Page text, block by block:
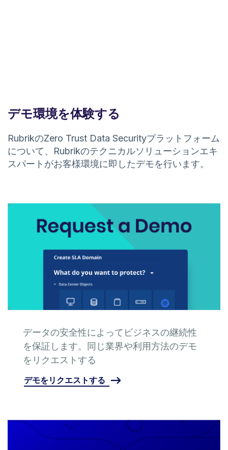
デモ環境を体験する
RubrikのZero Trust Data Securityプラットフォーム
について、Rubrikのテクニカルソリューションエキ
スパートがお客様環境に即したデモを行います。
データの安全性によってビジネスの継続性
を保証します。同じ業界や利用方法のデモ
をリクエストする
デモをリクエストする